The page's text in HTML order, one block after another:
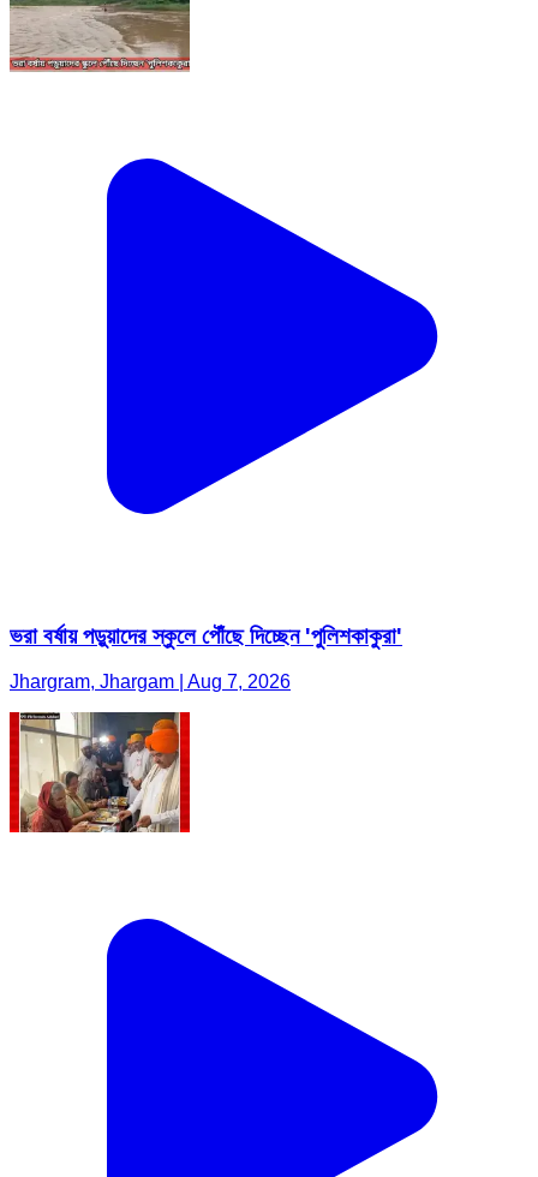
ভরা বর্ষায় পড়ুয়াদের স্কুলে পৌঁছে দিচ্ছেন 'পুলিশকাকুরা'
Jhargram, Jhargam | Aug 7, 2026